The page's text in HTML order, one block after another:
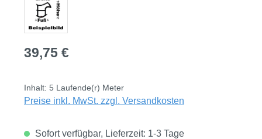
Regulärer Preis:
39,75 €
Inhalt: 5 Laufende(r) Meter
Preise inkl. MwSt. zzgl. Versandkosten
Sofort verfügbar, Lieferzeit: 1-3 Tage